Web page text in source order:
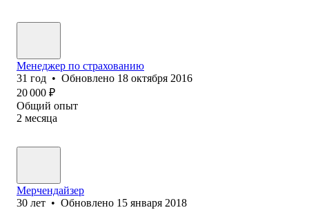
Менеджер по страхованию
31 год • Обновлено 18 октября 2016
20 000 ₽
Общий опыт
2 месяца
Мерчендайзер
30 лет • Обновлено 15 января 2018